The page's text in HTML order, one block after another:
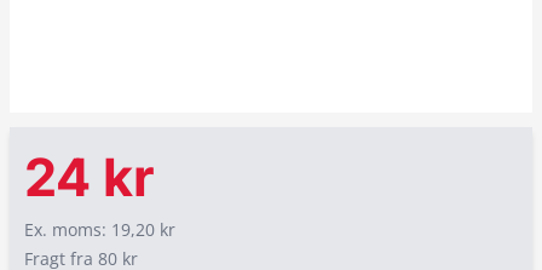
24 kr
Ex. moms: 19,20 kr
Fragt fra 80 kr